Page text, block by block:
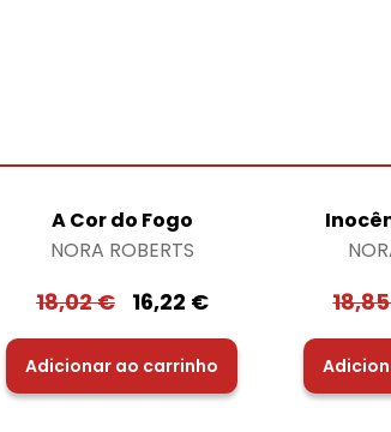
A Cor do Fogo
NORA ROBERTS
18,02€ 16,22 €
Adicionar ao carrinho